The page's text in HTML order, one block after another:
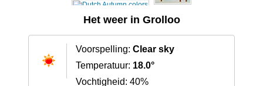
Het weer in Grolloo
Voorspelling: Clear sky
Temperatuur: 18.0°
Vochtigheid: 40%